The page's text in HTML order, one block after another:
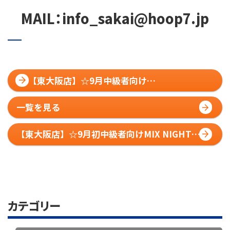
MAIL：info_sakai@hoop7.jp
【東大阪店】☆9月中級者向け
PRACTICEMATCH☆大会レポート！
一覧を見る
【東大阪店】☆9月初中級者向けMIX NIGHT
CUP☆大会レポート！
カテゴリー